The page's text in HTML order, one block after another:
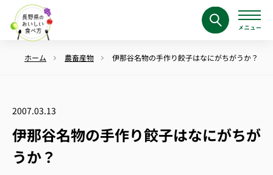
ホーム 農畜産物 伊那谷名物の手作り餃子はなにがちがうか？
2007.03.13
伊那谷名物の手作り餃子はなにがちが
うか？